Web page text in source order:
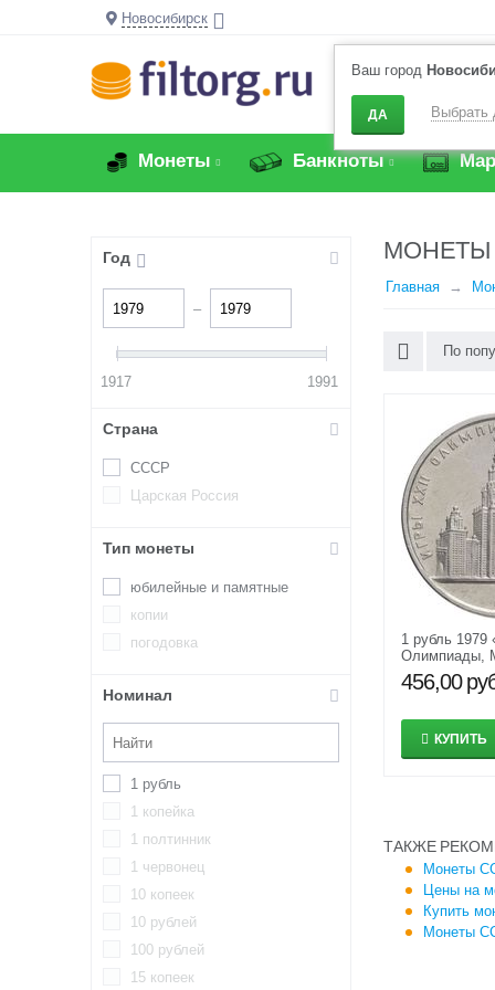
Новосибирск
Ваш город
ДА Выбрать
Монеты Банкноты
МОНЕТЫ
Главная
По
1 рубль 1979
Олимпиады,
456,00
КУПИТЬ
ТАКЖЕ
Монеты
Цены на
Купить
Монеты
Год
–
1917 1991
Страна
СССР
Царская Россия
Тип монеты
юбилейные и памятные
копии
погодовка
Номинал
1 рубль
1 копейка
1 полтинник
1 червонец
10 копеек
10 рублей
100 рублей
15 копеек